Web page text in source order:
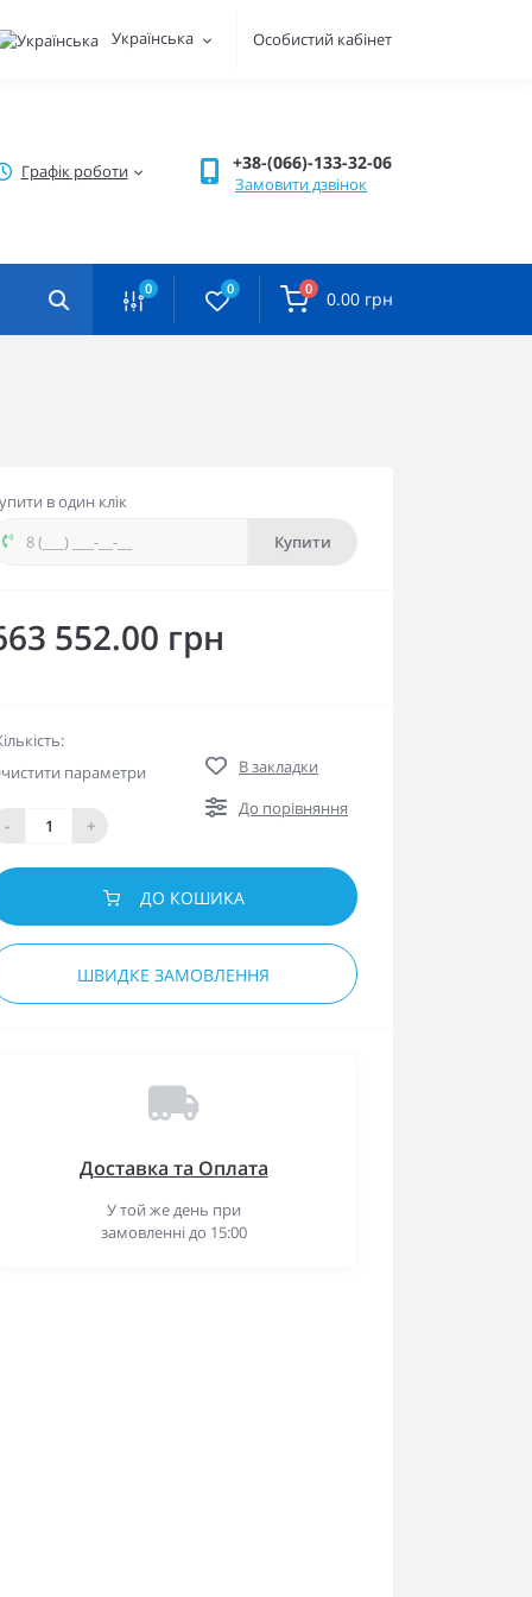
Українська Особистий кабінет
Графік роботи +38-(066)-133-32-06
Замовити дзвінок
0 0 0 0.00 грн
в один клік
Купити
552.00 грн
параметри
- +
В закладки
До порівняння
ДО КОШИКА
ШВИДКЕ ЗАМОВЛЕННЯ
Доставка та Оплата
У той же день при
замовленні до 15:00